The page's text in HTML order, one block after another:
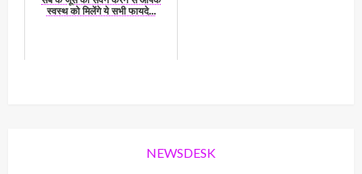
स्वस्थ को मिलेंगे ये सभी फायदे...
NEWSDESK